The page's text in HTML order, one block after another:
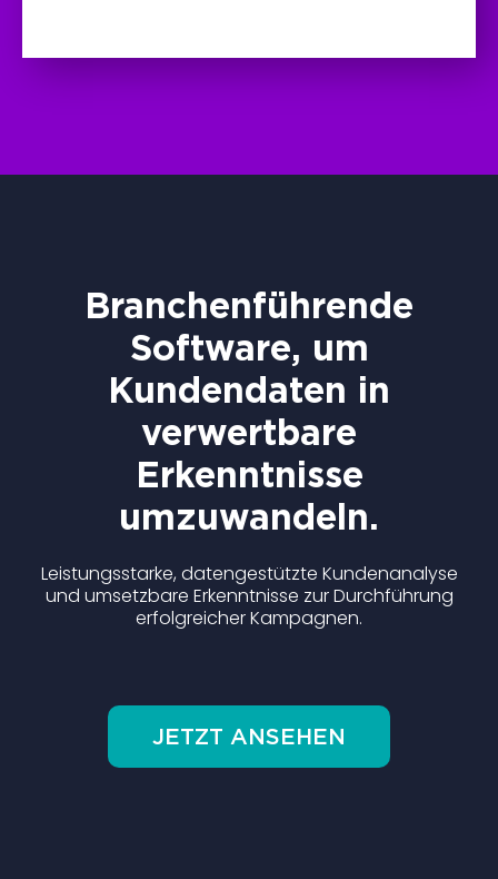
Branchenführende
Software, um
Kundendaten in
verwertbare
Erkenntnisse
umzuwandeln.
Leistungsstarke, datengestützte Kundenanalyse
und umsetzbare Erkenntnisse zur Durchführung
erfolgreicher Kampagnen.
JETZT ANSEHEN